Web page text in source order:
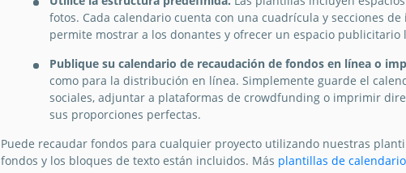
recaudación de
fondos en efectivo
Google Docs
fotos. Cada calendario cuenta con una cuadrícula y secciones
permite mostrar a los donantes y ofrecer un espacio
Publique su calendario de recaudación de fondos en línea o
como para la distribución en línea. Simplemente guarde el
sociales, adjuntar a plataformas de crowdfunding o imprimir
sus proporciones perfectas.
Puede recaudar fondos para cualquier proyecto utilizando nuestras
fondos y los bloques de texto están incluidos. Más plantillas de calendario